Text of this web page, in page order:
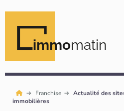
immomatin
Franchise
Actualité des
immobilières